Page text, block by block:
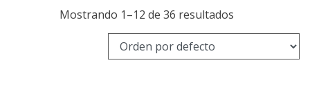
Mostrando 1–12 de 36 resultados